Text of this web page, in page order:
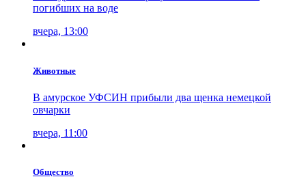
погибших на воде
вчера, 13:00
Животные
В амурское УФСИН прибыли два щенка немецкой
овчарки
вчера, 11:00
Общество